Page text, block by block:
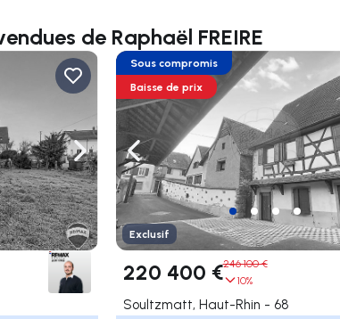
de Raphaël FREIRE
Naviguer vers la droite
Naviguer vers la gauche
Sous compromis
Baisse de prix
Exclusif
220 400 €246 100 €
10%
Soultzmatt, Haut-Rhin - 68